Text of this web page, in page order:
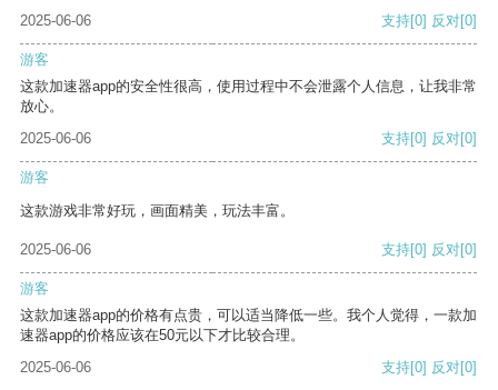
2025-06-06
支持[0] 反对[0]
游客
这款加速器app的安全性很高，使用过程中不会泄露个人信息，让我非常
放心。
2025-06-06
支持[0] 反对[0]
游客
这款游戏非常好玩，画面精美，玩法丰富。
2025-06-06 支持[0] 反对[0]
游客
这款加速器app的价格有点贵，可以适当降低一些。我个人觉得，一款加
速器app的价格应该在50元以下才比较合理。
2025-06-06
支持[0] 反对[0]